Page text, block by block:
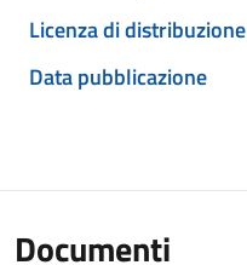
Licenza di distribuzione
Data pubblicazione
Documenti